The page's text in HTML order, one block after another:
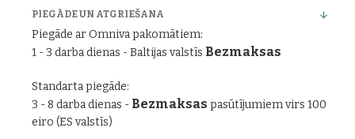
PIEGĀDE UN ATGRIEŠANA
Piegāde ar Omniva pakomātiem:
1 - 3 darba dienas - Baltijas valstīs Bezmaksas
Standarta piegāde:
3 - 8 darba dienas - Bezmaksas pasūtījumiem virs 100
eiro (ES valstīs)